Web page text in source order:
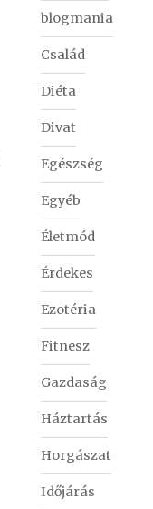
blogmania
Család
Diéta
Divat
Egészség
Egyéb
Életmód
Érdekes
Ezotéria
Fitnesz
Gazdaság
Háztartás
Horgászat
Időjárás